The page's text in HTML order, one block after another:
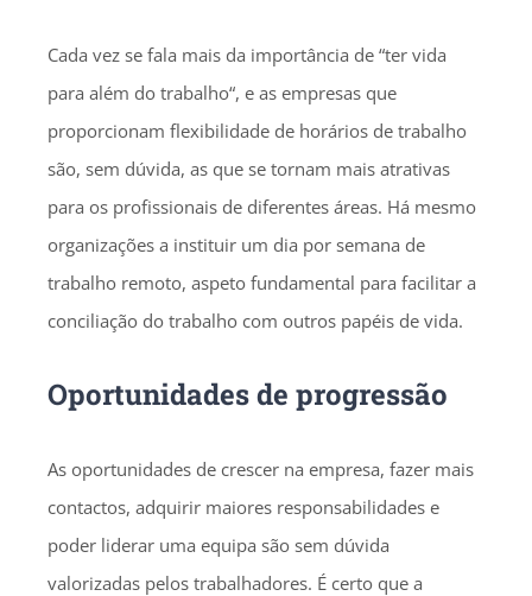
Cada vez se fala mais da importância de “ter vida
para além do trabalho“, e as empresas que
proporcionam flexibilidade de horários de trabalho
são, sem dúvida, as que se tornam mais atrativas
para os profissionais de diferentes áreas. Há mesmo
organizações a instituir um dia por semana de
trabalho remoto, aspeto fundamental para facilitar a
conciliação do trabalho com outros papéis de vida.
Oportunidades de progressão
As oportunidades de crescer na empresa, fazer mais
contactos, adquirir maiores responsabilidades e
poder liderar uma equipa são sem dúvida
valorizadas pelos trabalhadores. É certo que a